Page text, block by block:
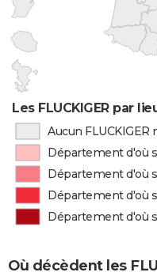
Les FLUCKIGER par
Aucun
Département d'où
Département d'où
Département d'où
Département d'où
Où décèdent les